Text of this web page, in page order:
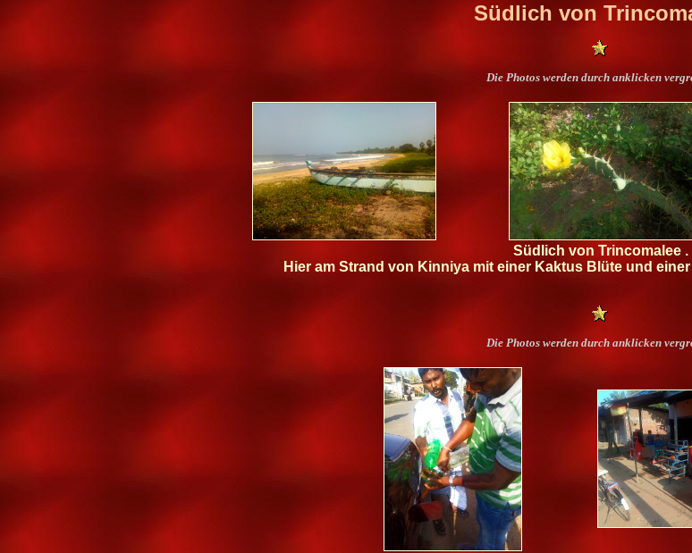
Südlich von
Die Photos werden durch anklicken
Südlich von Trincomalee .
Hier am Strand von Kinniya mit einer Kaktus Blüte und
Die Photos werden durch anklicken